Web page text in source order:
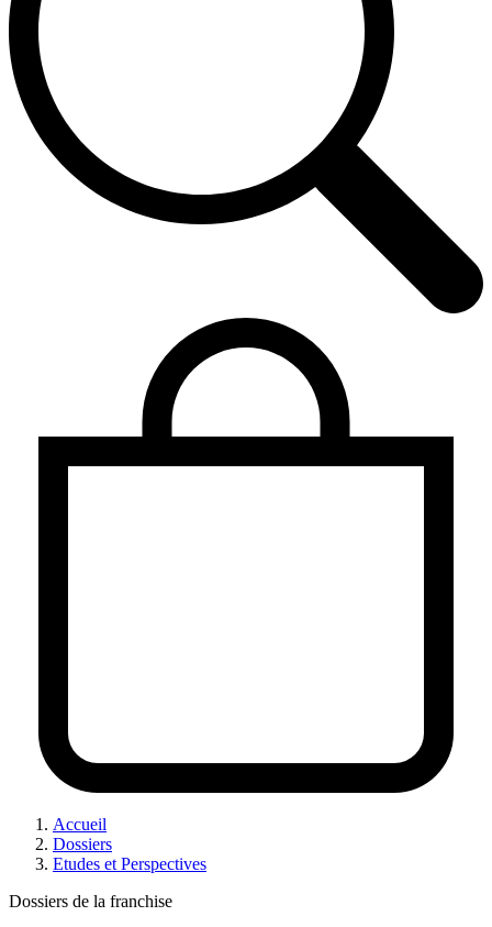
Accueil
Dossiers
Etudes et Perspectives
Dossiers de la franchise